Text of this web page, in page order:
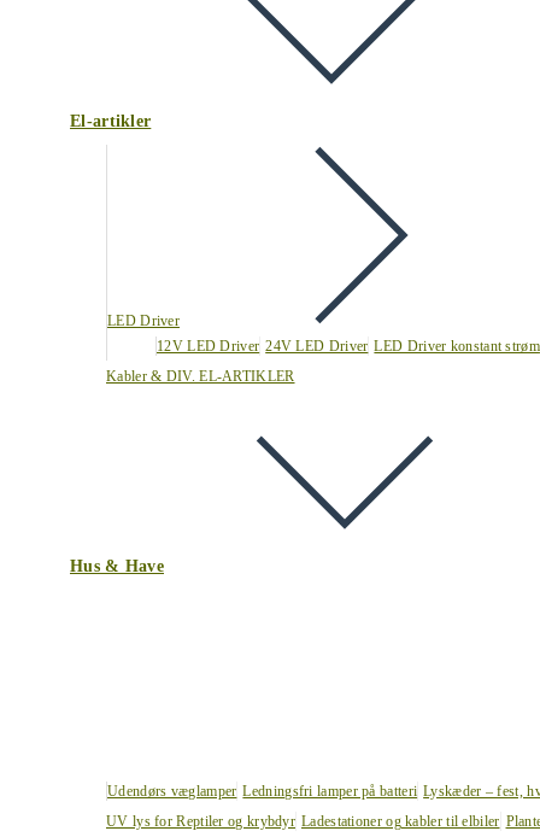
El-artikler
LED Driver
12V LED Driver 24V LED Driver LED Driver konstant strøm
Kabler & DIV. EL-ARTIKLER
Hus & Have
Udendørs væglamper Ledningsfri lamper på batteri Lyskæder – fest,
UV lys for Reptiler og krybdyr Ladestationer og kabler til elbiler